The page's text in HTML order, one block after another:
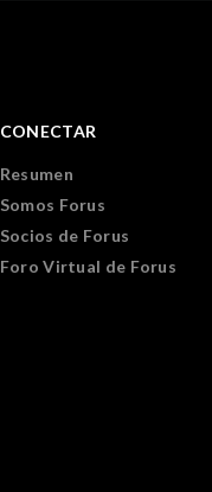
CONECTAR
Resumen
Somos Forus
Socios de Forus
Foro Virtual de Forus